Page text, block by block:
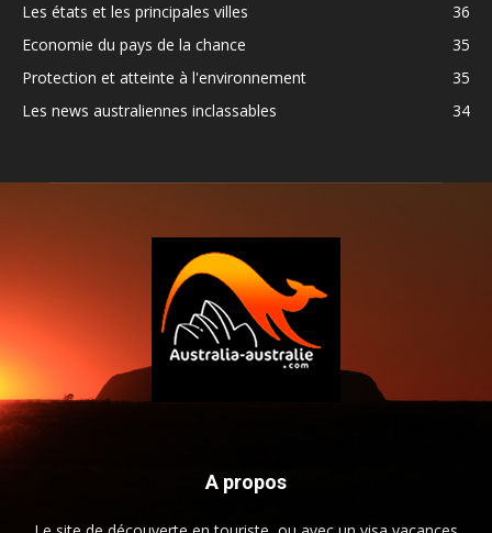
Les états et les principales villes
36
Economie du pays de la chance
35
Protection et atteinte à l'environnement
35
Les news australiennes inclassables
34
A propos